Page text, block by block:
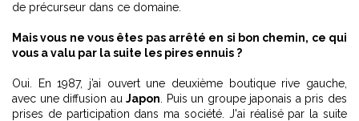
de précurseur dans ce domaine.
Mais vous ne vous êtes pas arrêté en si bon chemin, ce qui
vous a valu par la suite les pires ennuis ?
Oui. En 1987, j’ai ouvert une deuxième boutique rive gauche,
avec une diffusion auJapon . Puis un groupe japonais a pris des
prises de participation dans ma société. J'ai réalisé par la suite